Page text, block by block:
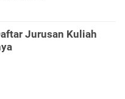
Jurusan Kuliah